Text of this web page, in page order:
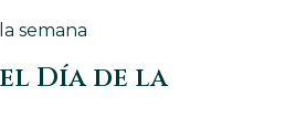
semana
Día de la